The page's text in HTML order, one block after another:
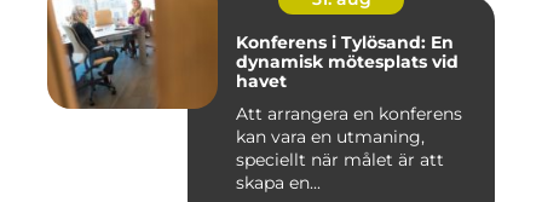
Konferens i Tylösand: En
dynamisk mötesplats vid
havet
Att arrangera en konferens
kan vara en utmaning,
speciellt när målet är att
skapa en...